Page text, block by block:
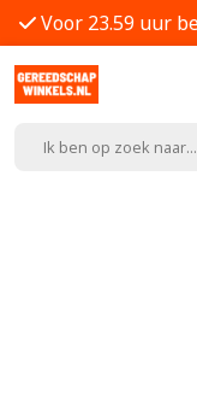
Voor 23.59 uur